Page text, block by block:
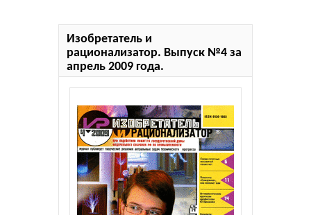
Изобретатель и
рационализатор. Выпуск №4 за
апрель 2009 года.